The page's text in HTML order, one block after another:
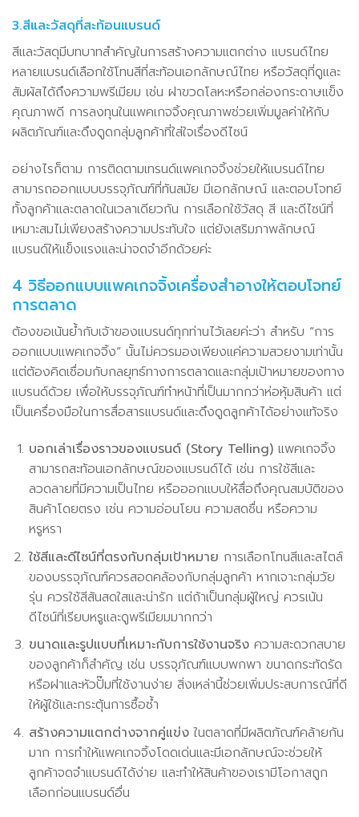
3.สีและวัสดุที่สะท้อนแบรนด์
สีและวัสดุมีบทบาทสำคัญในการสร้างความแตกต่าง แบรนด์ไทย
หลายแบรนด์เลือกใช้โทนสีที่สะท้อนเอกลักษณ์ไทย หรือวัสดุที่ดูและ
สัมผัสได้ถึงความพรีเมียม เช่น ฝาขวดโลหะหรือกล่องกระดาษแข็ง
คุณภาพดี การลงทุนในแพคเกจจิ้งคุณภาพช่วยเพิ่มมูลค่าให้กับ
ผลิตภัณฑ์และดึงดูดกลุ่มลูกค้าที่ใส่ใจเรื่องดีไซน์
อย่างไรก็ตาม การติดตามเทรนด์แพคเกจจิ้งช่วยให้แบรนด์ไทย
สามารถออกแบบบรรจุภัณฑ์ที่ทันสมัย มีเอกลักษณ์ และตอบโจทย์
ทั้งลูกค้าและตลาดในเวลาเดียวกัน การเลือกใช้วัสดุ สี และดีไซน์ที่
เหมาะสมไม่เพียงสร้างความประทับใจ แต่ยังเสริมภาพลักษณ์
แบรนด์ให้แข็งแรงและน่าจดจำอีกด้วยค่ะ
4 วิธีออกแบบแพคเกจจิ้งเครื่องสำอางให้ตอบโจทย์
การตลาด
ต้องขอเน้นย้ำกับเจ้าของแบรนด์ทุกท่านไว้เลยค่ะว่า สำหรับ “การ
ออกแบบแพคเกจจิ้ง” นั้นไม่ควรมองเพียงแค่ความสวยงามเท่านั้น
แต่ต้องคิดเชื่อมกับกลยุทธ์ทางการตลาดและกลุ่มเป้าหมายของทาง
แบรนด์ด้วย เพื่อให้บรรจุภัณฑ์ทำหน้าที่เป็นมากกว่าห่อหุ้มสินค้า แต่
เป็นเครื่องมือในการสื่อสารแบรนด์และดึงดูดลูกค้าได้อย่างแท้จริง
บอกเล่าเรื่องราวของแบรนด์ (Story Telling)แพคเกจจิ้ง
สามารถสะท้อนเอกลักษณ์ของแบรนด์ได้ เช่น การใช้สีและ
ลวดลายที่มีความเป็นไทย หรือออกแบบให้สื่อถึงคุณสมบัติของ
สินค้าโดยตรง เช่น ความอ่อนโยน ความสดชื่น หรือความ
หรูหรา
ใช้สีและดีไซน์ที่ตรงกับกลุ่มเป้าหมาย การเลือกโทนสีและสไตล์
ของบรรจุภัณฑ์ควรสอดคล้องกับกลุ่มลูกค้า หากเจาะกลุ่มวัย
รุ่น ควรใช้สีสันสดใสและน่ารัก แต่ถ้าเป็นกลุ่มผู้ใหญ่ ควรเน้น
ดีไซน์ที่เรียบหรูและดูพรีเมียมมากกว่า
ขนาดและรูปแบบที่เหมาะกับการใช้งานจริงความสะดวกสบาย
ของลูกค้าก็สำคัญ เช่น บรรจุภัณฑ์แบบพกพา ขนาดกระทัดรัด
หรือฝาและหัวปั๊มที่ใช้งานง่าย สิ่งเหล่านี้ช่วยเพิ่มประสบการณ์ที่ดี
ให้ผู้ใช้และกระตุ้นการซื้อซ้ำ
สร้างความแตกต่างจากคู่แข่งในตลาดที่มีผลิตภัณฑ์คล้ายกัน
มาก การทำให้แพคเกจจิ้งโดดเด่นและมีเอกลักษณ์จะช่วยให้
ลูกค้าจดจำแบรนด์ได้ง่าย และทำให้สินค้าของเรามีโอกาสถูก
เลือกก่อนแบรนด์อื่น